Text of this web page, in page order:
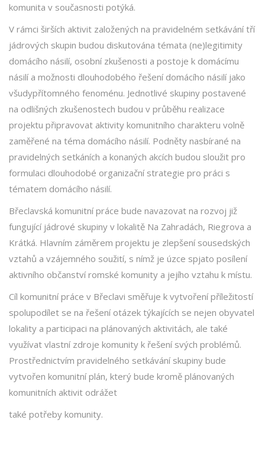
komunita v současnosti potýká.
V rámci širších aktivit založených na pravidelném setkávání tří
jádrových skupin budou diskutována témata (ne)legitimity
domácího násilí, osobní zkušenosti a postoje k domácímu
násilí a možnosti dlouhodobého řešení domácího násilí jako
všudypřítomného fenoménu. Jednotlivé skupiny postavené
na odlišných zkušenostech budou v průběhu realizace
projektu připravovat aktivity komunitního charakteru volně
zaměřené na téma domácího násilí. Podněty nasbírané na
pravidelných setkáních a konaných akcích budou sloužit pro
formulaci dlouhodobé organizační strategie pro práci s
tématem domácího násilí.
Břeclavská komunitní práce bude navazovat na rozvoj již
fungující jádrové skupiny v lokalitě Na Zahradách, Riegrova a
Krátká. Hlavním záměrem projektu je zlepšení sousedských
vztahů a vzájemného soužití, s nímž je úzce spjato posílení
aktivního občanství romské komunity a jejího vztahu k místu.
Cíl komunitní práce v Břeclavi směřuje k vytvoření příležitostí
spolupodílet se na řešení otázek týkajících se nejen obyvatel
lokality a participaci na plánovaných aktivitách, ale také
využívat vlastní zdroje komunity k řešení svých problémů.
Prostřednictvím pravidelného setkávání skupiny bude
vytvořen komunitní plán, který bude kromě plánovaných
komunitních aktivit odrážet
také potřeby komunity.